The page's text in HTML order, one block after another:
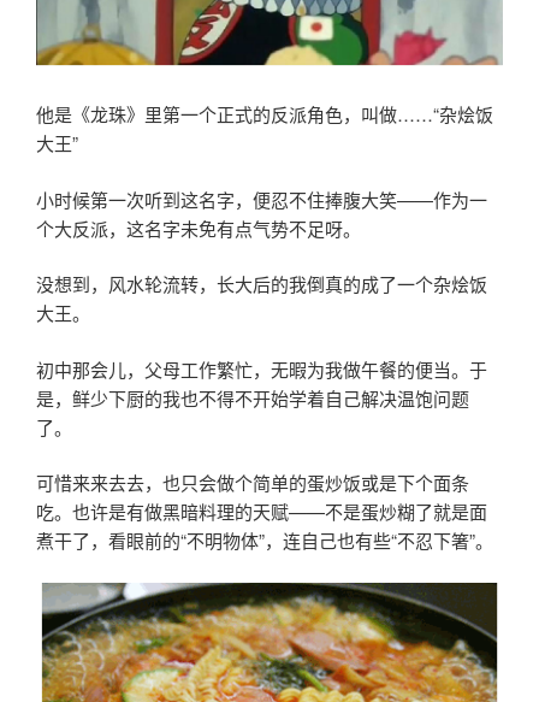
他是《龙珠》里第一个正式的反派角色，叫做……“杂烩饭
大王”
小时候第一次听到这名字，便忍不住捧腹大笑——作为一
个大反派，这名字未免有点气势不足呀。
没想到，风水轮流转，长大后的我倒真的成了一个杂烩饭
大王。
初中那会儿，父母工作繁忙，无暇为我做午餐的便当。于
是，鲜少下厨的我也不得不开始学着自己解决温饱问题
了。
可惜来来去去，也只会做个简单的蛋炒饭或是下个面条
吃。也许是有做黑暗料理的天赋——不是蛋炒糊了就是面
煮干了，看眼前的“不明物体”，连自己也有些“不忍下箸”。